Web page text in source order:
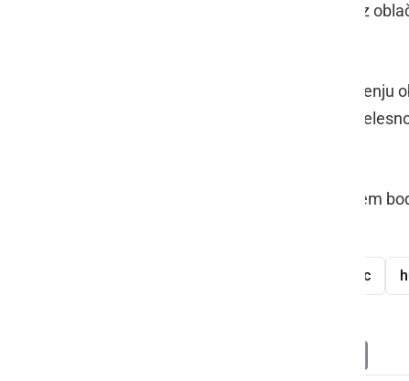
ugotovljeno, da je zagorelo v omari z
Okrog 13.30 se je v Radencih pri
njega padel leseni tram in ga hudo
Pogostejše meritve hitrosti z radarjem
padec